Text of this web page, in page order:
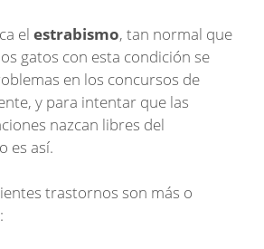
el estrabismo, tan normal que
gatos con esta condición se
en los concursos de
y para intentar que las
nazcan libres del
es así.
trastornos son más o